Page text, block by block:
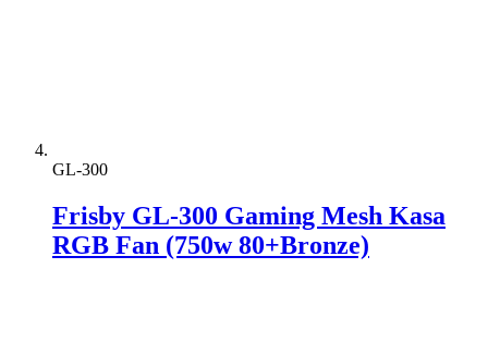
GL-300
Frisby GL-300 Gaming Mesh Kasa
RGB Fan (750w 80+Bronze)